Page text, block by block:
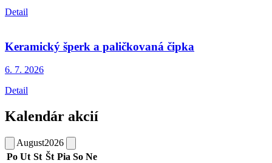
Detail
Keramický šperk a paličkovaná čipka
6. 7. 2026
Detail
Kalendár akcií
August2026
Po Ut St Št Pia So Ne